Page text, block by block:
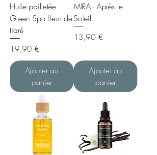
Huile pailletée
Green Spa fleur de
tiaré
Prix
19,90 €
Ajouter au
panier
MIRA - Après le
Soleil
Prix
13,90 €
Ajouter au
panier